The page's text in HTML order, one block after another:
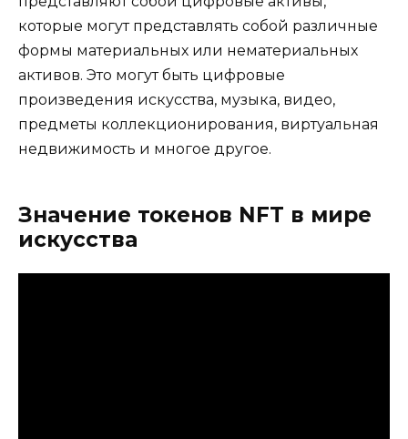
которые могут представлять собой различные
формы материальных или нематериальных
активов. Это могут быть цифровые
произведения искусства, музыка, видео,
предметы коллекционирования, виртуальная
недвижимость и многое другое.
Значение токенов NFT в мире
искусства